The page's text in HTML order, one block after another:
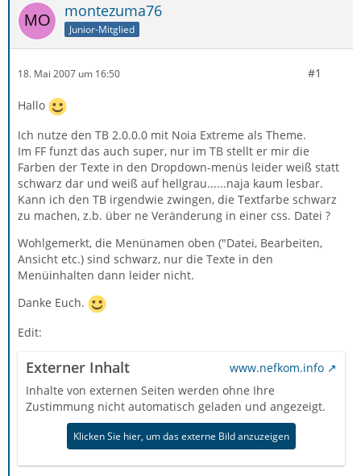
montezuma76
Junior-Mitglied
18. Mai 2007 um 16:50 #1
Hallo
Ich nutze den TB 2.0.0.0 mit Noia Extreme als Theme.
Im FF funzt das auch super, nur im TB stellt er mir die
Farben der Texte in den Dropdown-menüs leider weiß statt
schwarz dar und weiß auf hellgrau......naja kaum lesbar.
Kann ich den TB irgendwie zwingen, die Textfarbe schwarz
zu machen, z.b. über ne Veränderung in einer css. Datei ?
Wohlgemerkt, die Menünamen oben ("Datei, Bearbeiten,
Ansicht etc.) sind schwarz, nur die Texte in den
Menüinhalten dann leider nicht.
Danke Euch.
Edit:
Externer Inhalt
www.nefkom.info
Inhalte von externen Seiten werden ohne Ihre
Zustimmung nicht automatisch geladen und angezeigt.
Klicken Sie hier, um das externe Bild anzuzeigen